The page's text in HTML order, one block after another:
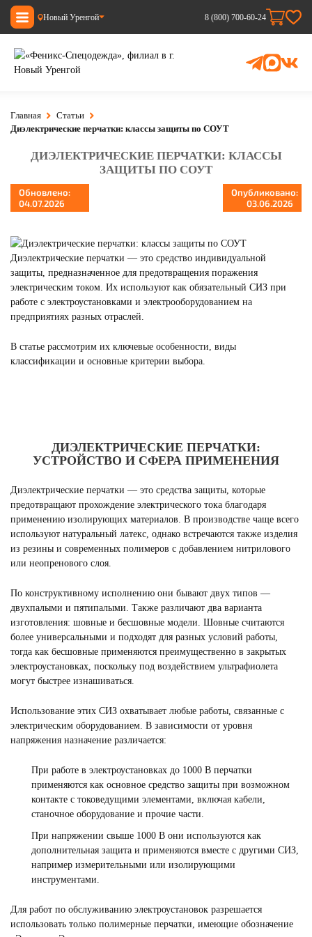
Новый Уренгой 8 (800) 700-60-24
Главная
Статьи
Диэлектрические перчатки: классы защиты по СОУТ
ДИЭЛЕКТРИЧЕСКИЕ ПЕРЧАТКИ: КЛАССЫ
ЗАЩИТЫ ПО СОУТ
Обновлено:
04.07.2026
Опубликовано:
03.06.2026
Диэлектрические перчатки — это средство индивидуальной
защиты, предназначенное для предотвращения поражения
электрическим током. Их используют как обязательный СИЗ при
работе с электроустановками и электрооборудованием на
предприятиях разных отраслей.
В статье рассмотрим их ключевые особенности, виды
классификации и основные критерии выбора.
ДИЭЛЕКТРИЧЕСКИЕ ПЕРЧАТКИ:
УСТРОЙСТВО И СФЕРА ПРИМЕНЕНИЯ
Диэлектрические перчатки — это средства защиты, которые
предотвращают прохождение электрического тока благодаря
применению изолирующих материалов. В производстве чаще всего
используют натуральный латекс, однако встречаются также изделия
из резины и современных полимеров с добавлением нитрилового
или неопренового слоя.
По конструктивному исполнению они бывают двух типов —
двухпалыми и пятипалыми. Также различают два варианта
изготовления: шовные и бесшовные модели. Шовные считаются
более универсальными и подходят для разных условий работы,
тогда как бесшовные применяются преимущественно в закрытых
электроустановках, поскольку под воздействием ультрафиолета
могут быстрее изнашиваться.
Использование этих СИЗ охватывает любые работы, связанные с
электрическим оборудованием. В зависимости от уровня
напряжения назначение различается:
При работе в электроустановках до 1000 В перчатки
применяются как основное средство защиты при возможном
контакте с токоведущими элементами, включая кабели,
станочное оборудование и прочие части.
При напряжении свыше 1000 В они используются как
дополнительная защита и применяются вместе с другими СИЗ,
например измерительными или изолирующими
инструментами.
Для работ по обслуживанию электроустановок разрешается
использовать только полимерные перчатки, имеющие обозначение